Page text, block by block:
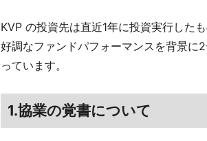
KVP の投資先は直近1年に投資実行した
好調なファンドパフォーマンスを背景に
っています。
1.協業の覚書について